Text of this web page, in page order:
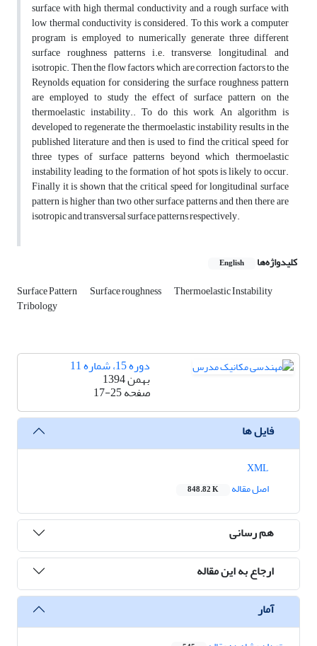
surface with high thermal conductivity and a rough surface with
low thermal conductivity is considered. To this work, a computer
program is employed to numerically generate three different
surface roughness patterns i.e. transverse, longitudinal, and
isotropic. Then the flow factors which are correction factors to the
Reynolds equation for considering the surface roughness pattern
are employed to study the effect of surface pattern on the
thermoelastic instability.. To do this work, An algorithm is
developed to regenerate the thermoelastic instability results in the
published literature and then is used to find the critical speed for
three types of surface patterns beyond which thermoelastic
instability leading to the formation of hot spots is likely to occur.
Finally it is shown that the critical speed for longitudinal surface
pattern is higher than two other surface patterns and then there are
isotropic and transversal surface patterns respectively.
کلیدواژه‌ها English
Surface Pattern Surface roughness Thermoelastic Instability
Tribology
دوره 15، شماره 11
بهمن 1394
صفحه17-25
فایل ها
اصل مقاله
848.82 K
هم رسانی
ارجاع به این مقاله
آمار